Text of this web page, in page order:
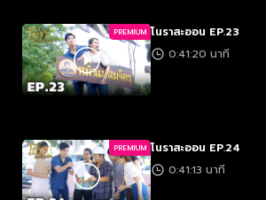
PREMIUM โนราสะออน EP.23
0:41:20 นาที
PREMIUM โนราสะออน EP.24
0:41:13 นาที